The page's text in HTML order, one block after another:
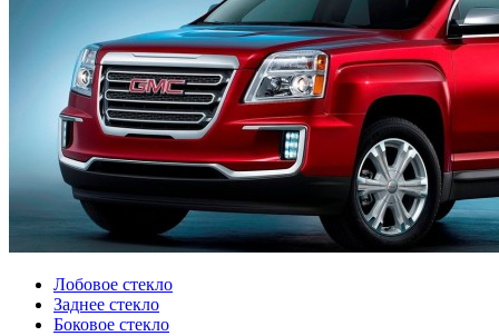
Лобовое стекло
Заднее стекло
Боковое стекло